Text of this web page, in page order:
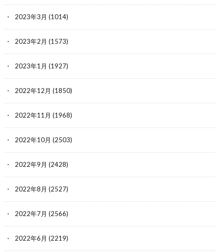
2023年3月 (1014)
2023年2月 (1573)
2023年1月 (1927)
2022年12月 (1850)
2022年11月 (1968)
2022年10月 (2503)
2022年9月 (2428)
2022年8月 (2527)
2022年7月 (2566)
2022年6月 (2219)